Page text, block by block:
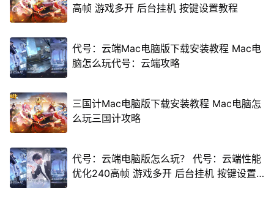
高帧 游戏多开 后台挂机 按键设置教程
代号：云端Mac电脑版下载安装教程 Mac电
脑怎么玩代号：云端攻略
三国计Mac电脑版下载安装教程 Mac电脑怎
么玩三国计攻略
代号：云端电脑版怎么玩？ 代号：云端性能
优化240高帧 游戏多开 后台挂机 按键设置